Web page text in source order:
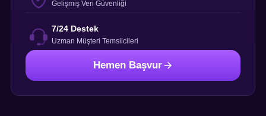
Gelişmiş Veri Güvenliği
7/24 Destek
Uzman Müşteri Temsilcileri
Hemen Başvur